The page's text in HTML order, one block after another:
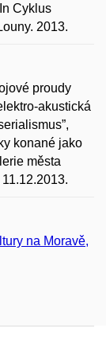
Cyklus
2013.
proudy
akustická
konané jako
města
na Moravě,